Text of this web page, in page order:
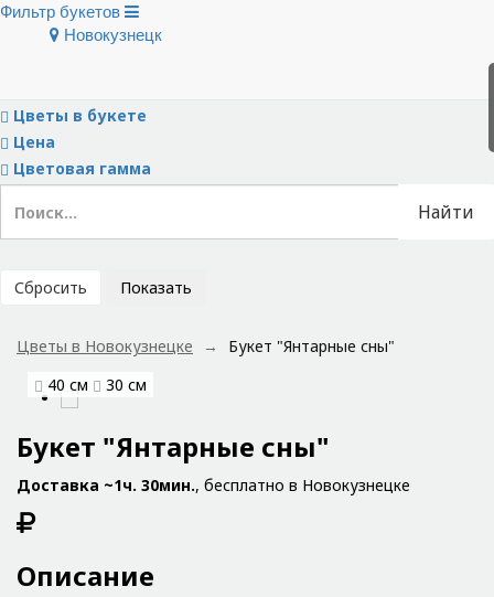
Фильтр букетов
Новокузнецк
Цветы в букете
Цена
Цветовая гамма
Найти
Сбросить Показать
Цветы в Новокузнецке
Букет "Янтарные сны"
40 см
30 см
Букет "Янтарные сны"
Доставка ~1ч. 30мин., бесплатно в Новокузнецке
Описание